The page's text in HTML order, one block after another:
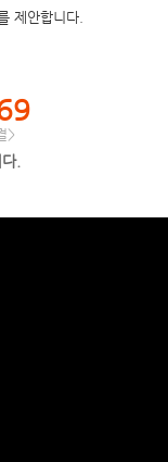
제안합니다.
>
.